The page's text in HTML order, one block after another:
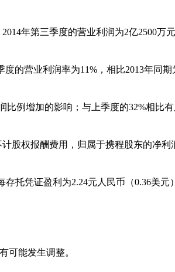
2014年第三季度的营业利润为2亿2500万
度的营业利润率为11% ，相比2013年同期
比例增加的影响；与上季度的32%相比
计股权报酬费用，归属于携程股东的净利
存托凭证盈利为2.24元人民币（0.36美元
可能发生调整。